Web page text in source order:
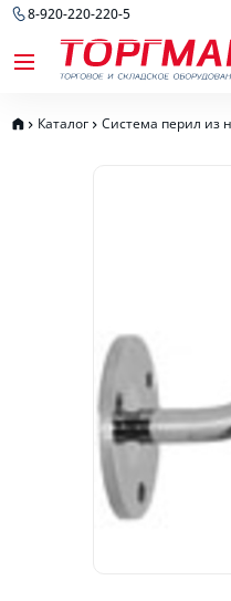
8-920-220-220-5
Каталог Система перил из